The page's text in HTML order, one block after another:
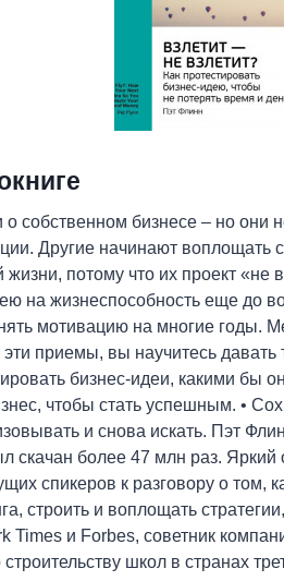
собственном бизнесе – но они
Другие начинают воплощать
потому что их проект «не
на жизнеспособность еще до
мотивацию на многие годы.
эти приемы, вы научитесь
бизнес-идеи, какими бы
чтобы стать успешным. •
и снова искать. Пэт
скачан более 47 млн раз.
спикеров к разговору о том,
строить и воплощать
Times и Forbes, советник
школ в странах